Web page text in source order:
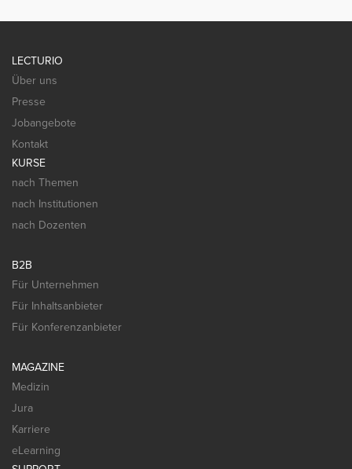
LECTURIO
Über uns
Presse
Jobangebote
Kontakt
KURSE
nach Themen
nach Institutionen
nach Dozenten
B2B
Für Unternehmen
Für Inhaltsanbieter
Für Konferenzanbieter
MAGAZINE
Medizin
Jura
Karriere
eLearning